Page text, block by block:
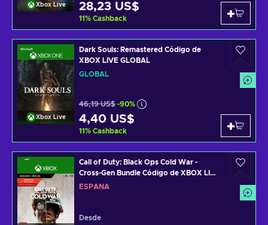
Xbox Live 28,23 US$
11% Cashback
Xbox Live
Dark Souls: Remastered Código de
XBOX LIVE GLOBAL
GLOBAL
46,19 US$ -90%
4,40 US$
11% Cashback
Call of Duty: Black Ops Cold War -
Cross-Gen Bundle Código de XBOX LIVE
SPAIN
ESPAÑA
Desde